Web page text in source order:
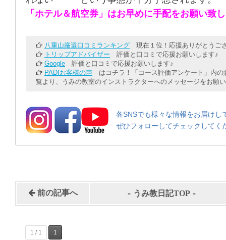
「ホテル＆航空券」はお早めに手配をお願い致
八重山厳選口コミランキング 現在１位！応援ありがとうご
トリップアドバイザー 評価と口コミで応援お願いします♪
Google 評価と口コミで応援お願いします♪
PADIお客様の声 はコチラ！「コース評価アンケート」内の
覧より、うみの教室のインストラクターへのメッセージをお願
各SNSでも様々な情報をお届けし
ぜひフォローしてチェックしてく
前の記事へ - うみ教日記TOP -
1 / 1 1